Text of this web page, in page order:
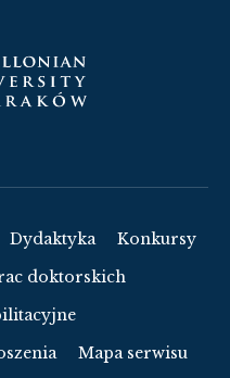
Dydaktyka
Konkursy
doktorskich
Mapa serwisu